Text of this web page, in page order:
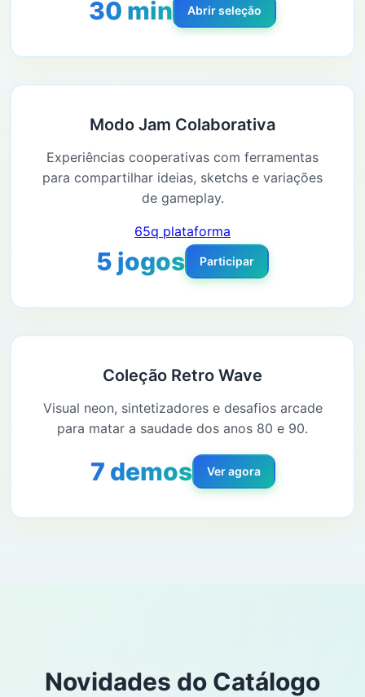
30 min Abrir seleção
Modo Jam Colaborativa
Experiências cooperativas com ferramentas
para compartilhar ideias, sketchs e variações
de gameplay.
65q plataforma
5 jogos Participar
Coleção Retro Wave
Visual neon, sintetizadores e desafios arcade
para matar a saudade dos anos 80 e 90.
7 demos Ver agora
Novidades do Catálogo